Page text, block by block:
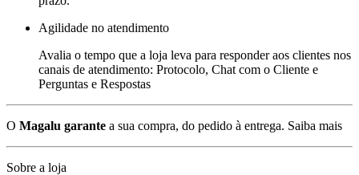
Agilidade no atendimento
Avalia o tempo que a loja leva para responder aos clientes nos
canais de atendimento: Protocolo, Chat com o Cliente e
Perguntas e Respostas
O Magalu garante a sua compra, do pedido à entrega. Saiba mais
Sobre a loja